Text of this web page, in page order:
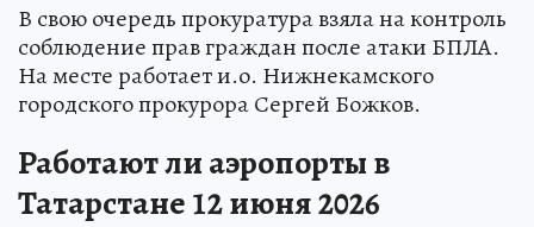
В свою очередь прокуратура взяла на контроль
соблюдение прав граждан после атаки БПЛА.
На месте работает и.о. Нижнекамского
городского прокурора Сергей Божков.
Работают ли аэропорты в
Татарстане 12 июня 2026